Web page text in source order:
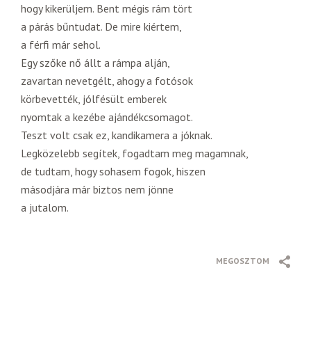
hogy kikerüljem. Bent mégis rám tört
a párás bűntudat. De mire kiértem,
a férfi már sehol.
Egy szőke nő állt a rámpa alján,
zavartan nevetgélt, ahogy a fotósok
körbevették, jólfésült emberek
nyomtak a kezébe ajándékcsomagot.
Teszt volt csak ez, kandikamera a jóknak.
Legközelebb segítek, fogadtam meg magamnak,
de tudtam, hogy sohasem fogok, hiszen
másodjára már biztos nem jönne
a jutalom.
MEGOSZTOM